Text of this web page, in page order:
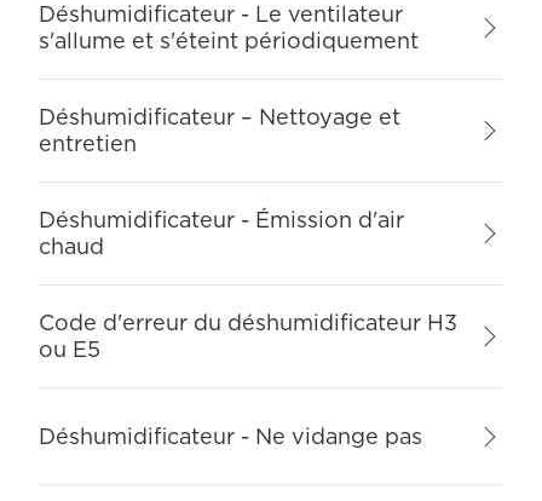
Déshumidificateur - Le ventilateur
s'allume et s'éteint périodiquement
Déshumidificateur – Nettoyage et
entretien
Déshumidificateur - Émission d'air
chaud
Code d'erreur du déshumidificateur H3
ou E5
Déshumidificateur - Ne vidange pas